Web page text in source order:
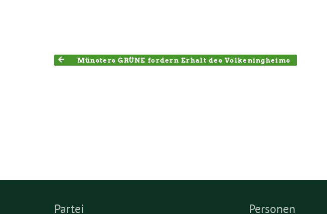
Münsters GRÜNE fordern Erhalt des Volkeningheims
Partei Personen